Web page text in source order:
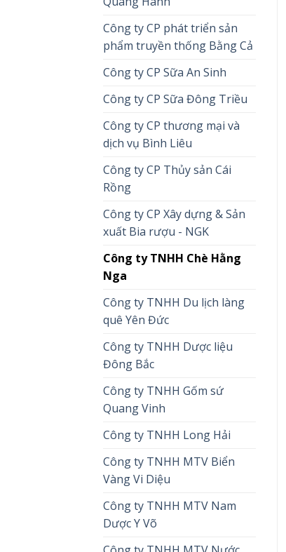
Công ty CP phát triển sản
phẩm truyền thống Bằng Cả
Công ty CP Sữa An Sinh
Công ty CP Sữa Đông Triều
Công ty CP thương mại và
dịch vụ Bình Liêu
Công ty CP Thủy sản Cái
Rồng
Công ty CP Xây dựng & Sản
xuất Bia rượu - NGK
Công ty TNHH Chè Hằng
Nga
Công ty TNHH Du lịch làng
quê Yên Đức
Công ty TNHH Dược liệu
Đông Bắc
Công ty TNHH Gốm sứ
Quang Vinh
Công ty TNHH Long Hải
Công ty TNHH MTV Biển
Vàng Vi Diệu
Công ty TNHH MTV Nam
Dược Y Võ